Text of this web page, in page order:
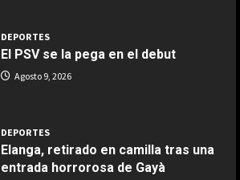
COCINA
Boquerones fritos en freidora de
COCINA
DEPORTES
El PSV se la pega en el debut
Agosto 9, 2026
DEPORTES
Elanga, retirado en camilla tras una
entrada horrorosa de Gayà